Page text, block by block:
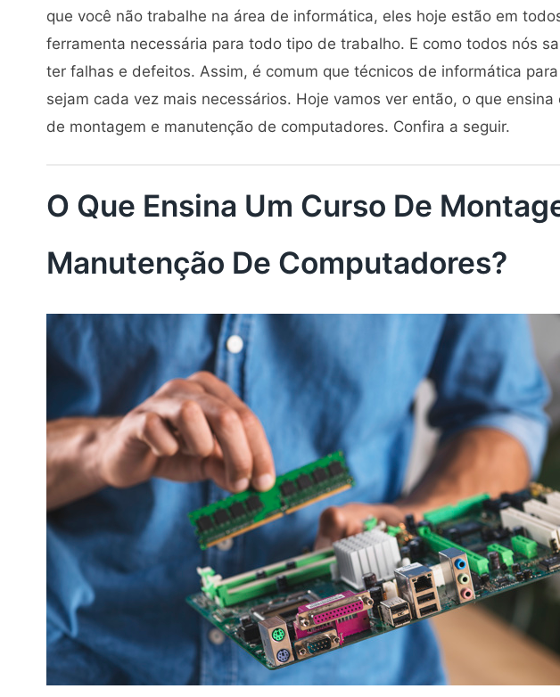
que você não trabalhe na área de informática, eles hoje estão em
ferramenta necessária para todo tipo de trabalho. E como todos nós
ter falhas e defeitos. Assim, é comum que técnicos de informática
sejam cada vez mais necessários. Hoje vamos ver então, o que
de montagem e manutenção de computadores. Confira a seguir.
O Que Ensina Um Curso De
Manutenção De Computadores?